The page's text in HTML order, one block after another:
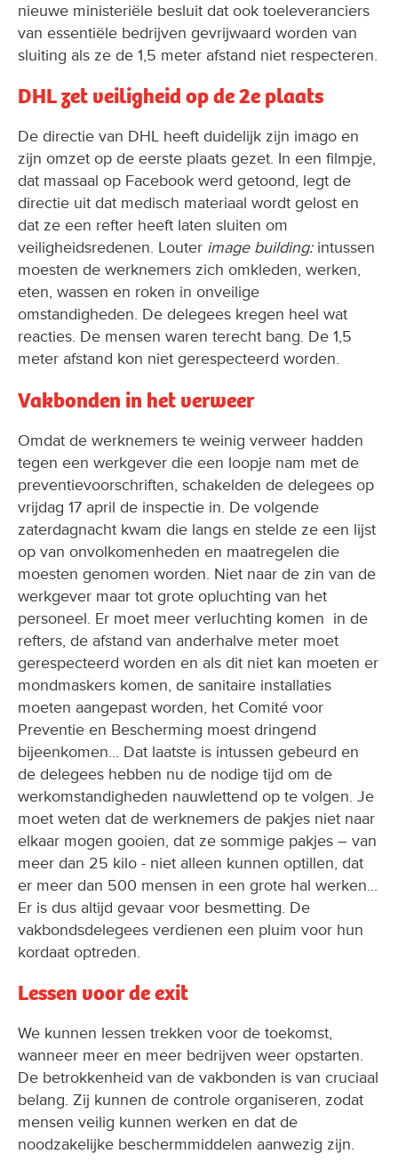
nieuwe ministeriële besluit dat ook toeleveranciers
van essentiële bedrijven gevrijwaard worden van
sluiting als ze de 1,5 meter afstand niet respecteren.
DHL zet veiligheid op de 2e plaats
De directie van DHL heeft duidelijk zijn imago en
zijn omzet op de eerste plaats gezet. In een filmpje,
dat massaal op Facebook werd getoond, legt de
directie uit dat medisch materiaal wordt gelost en
dat ze een refter heeft laten sluiten om
veiligheidsredenen. Louter image building: intussen
moesten de werknemers zich omkleden, werken,
eten, wassen en roken in onveilige
omstandigheden. De delegees kregen heel wat
reacties. De mensen waren terecht bang. De 1,5
meter afstand kon niet gerespecteerd worden.
Vakbonden in het verweer
Omdat de werknemers te weinig verweer hadden
tegen een werkgever die een loopje nam met de
preventievoorschriften, schakelden de delegees op
vrijdag 17 april de inspectie in. De volgende
zaterdagnacht kwam die langs en stelde ze een lijst
op van onvolkomenheden en maatregelen die
moesten genomen worden. Niet naar de zin van de
werkgever maar tot grote opluchting van het
personeel. Er moet meer verluchting komen in de
refters, de afstand van anderhalve meter moet
gerespecteerd worden en als dit niet kan moeten er
mondmaskers komen, de sanitaire installaties
moeten aangepast worden, het Comité voor
Preventie en Bescherming moest dringend
bijeenkomen... Dat laatste is intussen gebeurd en
de delegees hebben nu de nodige tijd om de
werkomstandigheden nauwlettend op te volgen. Je
moet weten dat de werknemers de pakjes niet naar
elkaar mogen gooien, dat ze sommige pakjes – van
meer dan 25 kilo - niet alleen kunnen optillen, dat
er meer dan 500 mensen in een grote hal werken...
Er is dus altijd gevaar voor besmetting. De
vakbondsdelegees verdienen een pluim voor hun
kordaat optreden.
Lessen voor de exit
We kunnen lessen trekken voor de toekomst,
wanneer meer en meer bedrijven weer opstarten.
De betrokkenheid van de vakbonden is van cruciaal
belang. Zij kunnen de controle organiseren, zodat
mensen veilig kunnen werken en dat de
noodzakelijke beschermmiddelen aanwezig zijn.